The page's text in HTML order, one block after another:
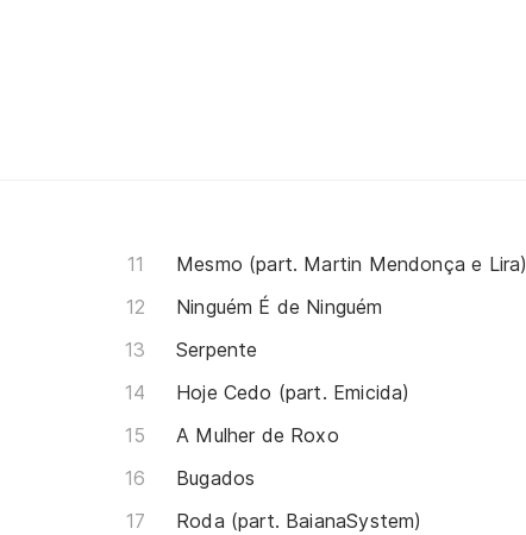
Mesmo (part. Martin Mendonça e Lira)
Ninguém É de Ninguém
Serpente
Hoje Cedo (part. Emicida)
A Mulher de Roxo
Bugados
Roda (part. BaianaSystem)